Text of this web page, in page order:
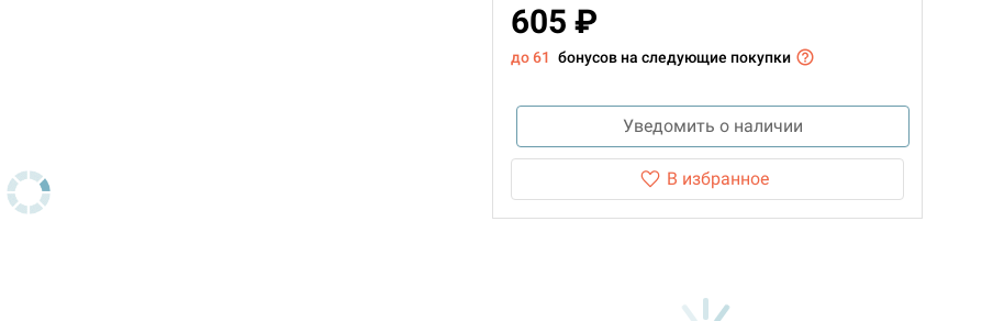
605 ₽
до 61 бонусов на следующие покупки
Уведомить о наличии
В избранное